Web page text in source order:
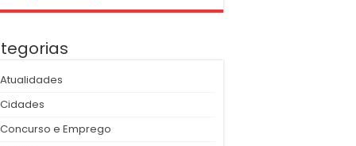
Atualidades
Cidades
Concurso e Emprego